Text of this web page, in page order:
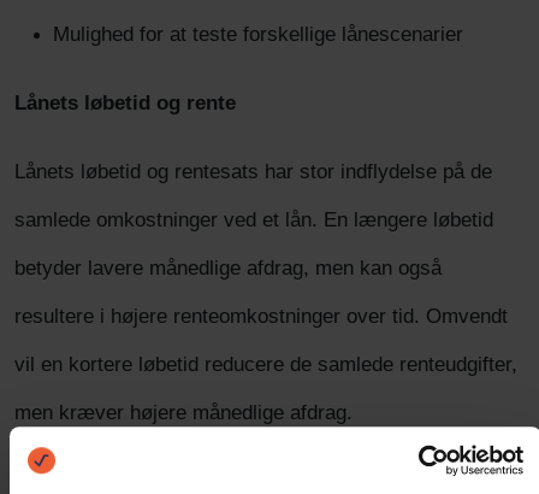
Mulighed for at teste forskellige lånescenarier
Lånets løbetid og rente
Lånets løbetid og rentesats har stor indflydelse på de
samlede omkostninger ved et lån. En længere løbetid
betyder lavere månedlige afdrag, men kan også
resultere i højere renteomkostninger over tid. Omvendt
vil en kortere løbetid reducere de samlede renteudgifter,
men kræver højere månedlige afdrag.
Når du bruger en låneberegner, kan du: